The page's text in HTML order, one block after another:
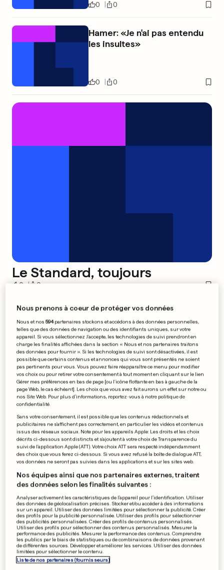
0 0
Hamer: «Je n'ai pas entendu
les insultes»
0 0
Le Standard, toujours
0 0
Le Racing s'offre Mersch,
Etzella prend du retard
0 0
Mauresmo défend Peer
0 0
PUBLICITÉ
Nous prenons à coeur de protéger vos données
Nous et nos594partenaires stockons et accédons à des données personnelles,
telles que des données de navigation ou des identifiants uniques, sur votre
appareil. Si vous sélectionnez J'accepte, les technologies de suivi prendront en
charge les finalités affichées dans la section « Nous et nos partenaires traitons
des données pour fournir ». Si les technologies de suivi sont désactivées, il est
possible que certains contenus et annonces qui vous sont présentés ne soient
pas pertinents pour vous. Vous pouvez faire réapparaître ce menu pour modifier
vos choix ou pour retirer votre consentement à tout moment en cliquant sur le lien
Gérer mes préférences en bas de page [ou l'icône flottante en bas à gauche de la
page Web, le cas échéant]. Les choix que vous avez fait aurons un effet sur notre ou
nos Site Web. Pour plus d’informations, reportez-vous à notre politique de
confidentialité.
Sans votre consentement, il est possible que les contenus rédactionnels et
publicitaires ne s'affichent pas correctement, en particulier les vidéos et contenus
issus des réseaux sociaux. Note pour les appareils Apple: Les droits et les choix
décrits ci-dessous sont distincts et s'ajoutent à votre choix de Transparence du
suivi de l'application Apple (ATT). Votre choix ATT sera respecté indépendamment
des choix que vous ferez ci-dessous. Si vous avez refusé la boîte de dialogue ATT,
vos données ne seront pas suivies dans les applications et sur les sites web.
Nos équipes ainsi que nos partenaires externes, traitent
des données selon les finalités suivantes :
Analyser activement les caractéristiques de l’appareil pour l’identification. Utiliser
des données de géolocalisation précises. Stocker et/ou accéder à des informations
sur un appareil. Utiliser des données limitées pour sélectionner la publicité. Créer
des profils pour la publicité personnalisée. Utiliser des profils pour sélectionner
des publicités personnalisées. Créer des profils de contenus personnalisés.
Utiliser des profils pour sélectionner des contenus personnalisés. Mesurer la
performance des publicités. Mesurer la performance des contenus. Comprendre
les publics par le biais de statistiques ou de combinaisons de données provenant
de différentes sources. Développer et améliorer les services. Utiliser des données
limitées pour sélectionner le contenu.
Liste de nos partenaires (fournisseurs)